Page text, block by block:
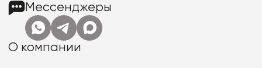
Мессенджеры
О компании